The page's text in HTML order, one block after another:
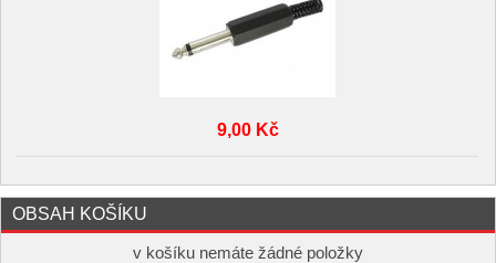
9,00 Kč
OBSAH KOŠÍKU
v košíku nemáte žádné položky